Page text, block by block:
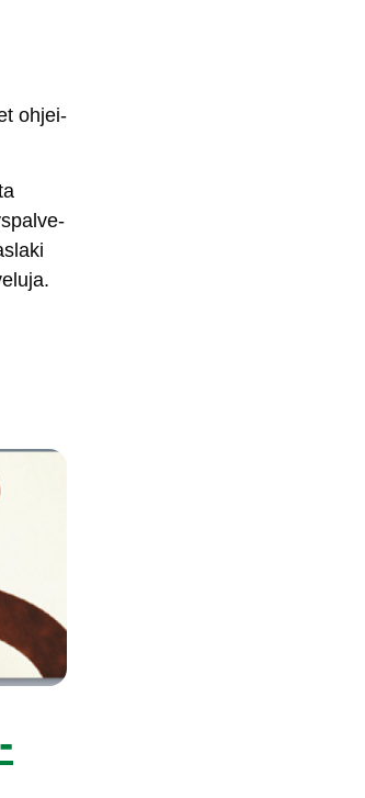
oh­jei­